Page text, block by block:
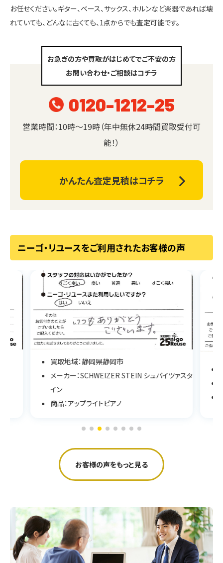
お任せください。ギター、ベース、サックス、ホルンなど楽器であれば壊
れていても、どんなに古くても、1点からでも査定可能です。
お急ぎの方や買取がはじめてでご不安の方
お問い合わせ・ご相談はコチラ
0120-1212-25
営業時間：10時～19時（年中無休24時間買取受付可
能！）
かんたん査定見積はコチラ
ニーゴ・リユースをご利用されたお客様の声
買取地域：静岡県静岡市
メーカー：SCHWEIZER STEIN シュバイツァスタ
イン
商品：アップライトピアノ
お客様の声をもっと見る